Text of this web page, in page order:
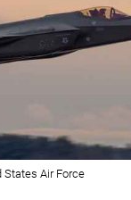
States Air Force